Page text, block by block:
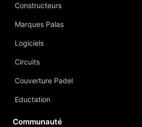
Constructeurs
Marques Palas
Logiciels
Circuits
Couverture Padel
Eductation
Communauté